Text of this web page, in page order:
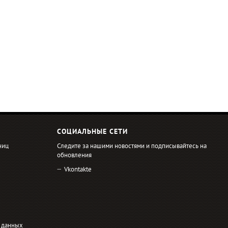
данных
СОЦИАЛЬНЫЕ СЕТИ
Следите за нашими новостями и подписывайтесь на
обновления
Vkontakte